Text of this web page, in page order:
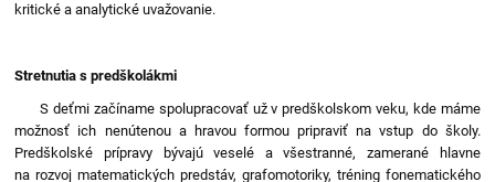
kritické a analytické uvažovanie.
Stretnutia s predškolákmi
S deťmi začíname spolupracovať už v predškolskom veku, kde máme
možnosť ich nenútenou a hravou formou pripraviť na vstup do školy.
Predškolské prípravy bývajú veselé a všestranné, zamerané hlavne
na rozvoj matematických predstáv, grafomotoriky, tréning fonematického